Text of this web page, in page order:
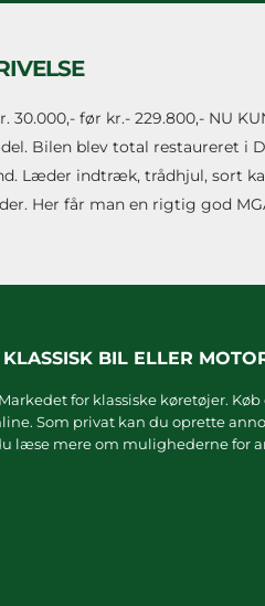
før kr.- 229.800,- NU
Bilen blev total restaureret i
Læder indtræk, trådhjul, sort
Her får man en rigtig god
BIL ELLER
for klassiske køretøjer.
Som privat kan du oprette
læse mere om mulighederne for